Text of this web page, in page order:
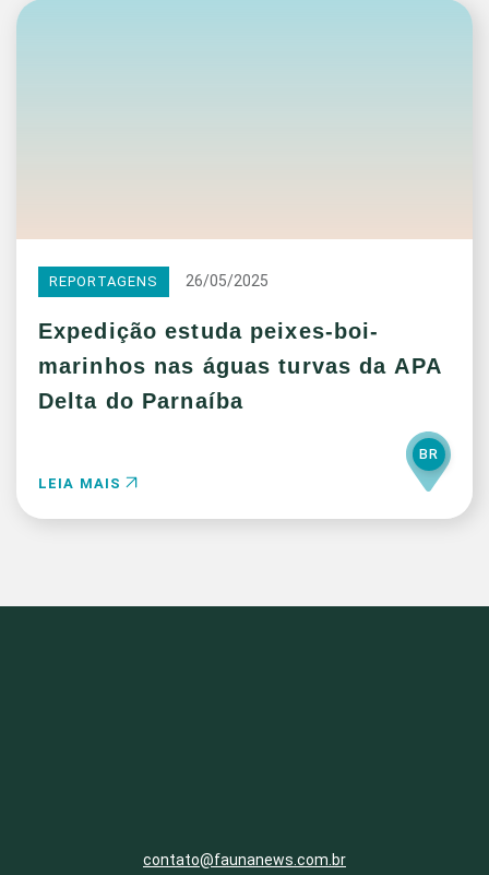
REPORTAGENS 26/05/2025
Expedição estuda peixes-boi-
marinhos nas águas turvas da APA
Delta do Parnaíba
LEIA MAIS
BR
contato@faunanews.com.br